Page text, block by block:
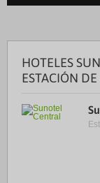
HOTELES
ESTACIÓN